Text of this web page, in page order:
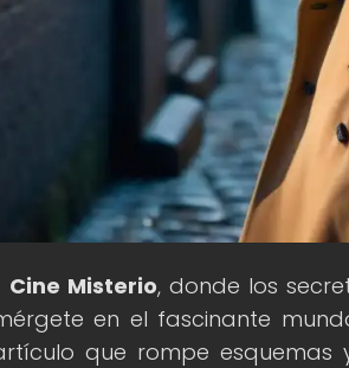
Cine Misterio, donde los
en el fascinante
que rompe